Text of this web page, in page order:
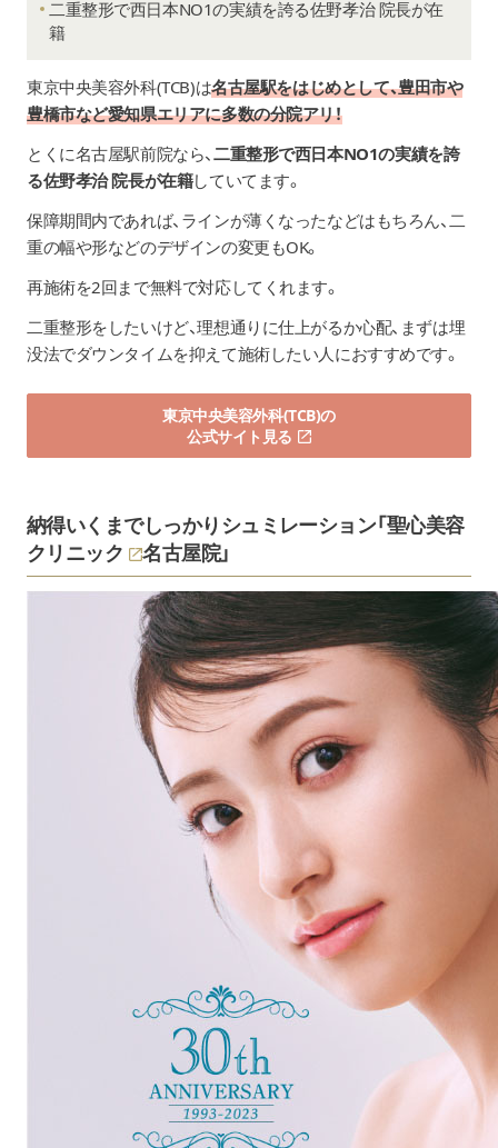
二重整形で西日本NO1の実績を誇る佐野孝治 院長が在
籍
東京中央美容外科(TCB)は名古屋駅をはじめとして、豊田市や
豊橋市など愛知県エリアに多数の分院アリ！
とくに名古屋駅前院なら、二重整形で西日本NO1の実績を誇
る佐野孝治 院長が在籍していてます。
保障期間内であれば、ラインが薄くなったなどはもちろん、二
重の幅や形などのデザインの変更もOK。
再施術を2回まで無料で対応してくれます。
二重整形をしたいけど、理想通りに仕上がるか心配、まずは埋
没法でダウンタイムを抑えて施術したい人におすすめです。
東京中央美容外科(TCB)の
公式サイト見る
納得いくまでしっかりシュミレーション「聖心美容
クリニック
名古屋院」